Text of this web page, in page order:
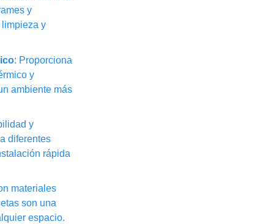
y
limpieza y
: Proporciona
y
ambiente más
y
diferentes
rápida
materiales
son una
espacio.